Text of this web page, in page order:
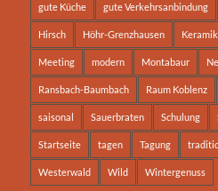
gute Küche gute Verkehrsanbindung
Hirsch Höhr-Grenzhausen Keramik
Meeting modern Montabaur
Ransbach-Baumbach Raum Koblenz
saisonal Sauerbraten Schulung
Startseite tagen Tagung
Westerwald Wild Wintergenuss